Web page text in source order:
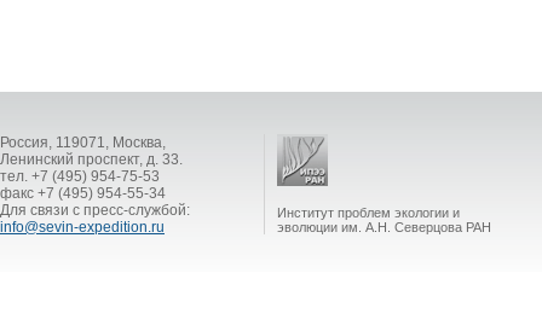
Россия, 119071, Москва,
Ленинский проспект, д. 33.
тел. +7 (495) 954-75-53
факс +7 (495) 954-55-34
Для связи с пресс-службой:
info@sevin-expedition.ru
Институт проблем экологии и
эволюции им. А.Н. Северцова РАН